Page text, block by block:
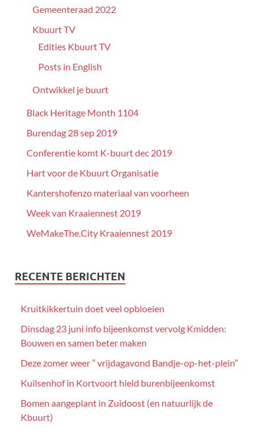
Gemeenteraad 2022
Kbuurt TV
Edities Kbuurt TV
Posts in English
Ontwikkel je buurt
Black Heritage Month 1104
Burendag 28 sep 2019
Conferentie komt K-buurt dec 2019
Hart voor de Kbuurt Organisatie
Kantershofenzo materiaal van voorheen
Week van Kraaiennest 2019
WeMakeThe.City Kraaiennest 2019
RECENTE BERICHTEN
Kruitkikkertuin doet veel opbloeien
Dinsdag 23 juni info bijeenkomst vervolg Kmidden:
Bouwen en samen beter maken
Deze zomer weer ” vrijdagavond Bandje-op-het-plein”
Kuilsenhof in Kortvoort hield burenbijeenkomst
Bomen aangeplant in Zuidoost (en natuurlijk de
Kbuurt)